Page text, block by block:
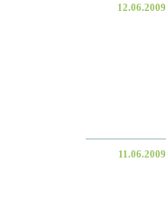
12.06.2009
11.06.2009